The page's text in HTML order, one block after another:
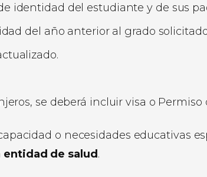
identidad del estudiante y de sus
del año anterior al grado
se deberá incluir visa o Permiso
o necesidades educativas
de salud.